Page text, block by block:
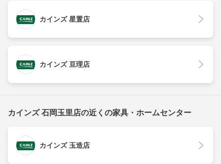
カインズ 星置店
カインズ 亘理店
カインズ 石岡玉里店の近くの家具・ホームセンター
カインズ 玉造店